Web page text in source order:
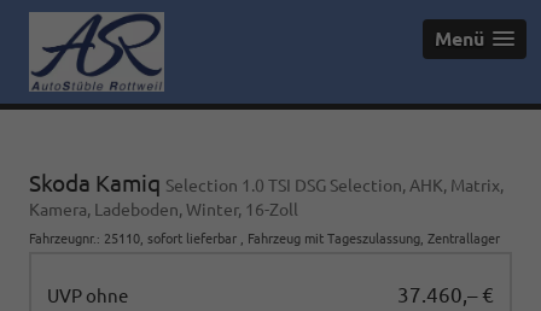
Menü
Skoda Kamiq Selection 1.0 TSI DSG Selection, AHK, Matrix,
Kamera, Ladeboden, Winter, 16-Zoll
Fahrzeugnr. : 25110 sofort lieferbar Fahrzeug mit Tageszulassung , Zentrallager
UVP ohne
37.460,– €